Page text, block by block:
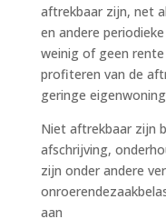
aftrekbaar zijn, net
en andere
weinig of geen
profiteren van de
geringe
Niet aftrekbaar zijn
afschrijving,
zijn onder andere
aan